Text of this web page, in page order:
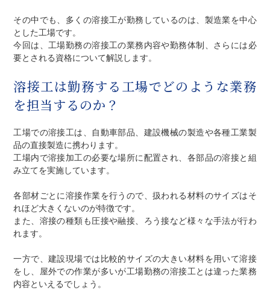
その中でも、多くの溶接工が勤務しているのは、製造業を中心
とした工場です。
今回は、工場勤務の溶接工の業務内容や勤務体制、さらには必
要とされる資格について解説します。
溶接工は勤務する工場でどのような業務
を担当するのか？
工場での溶接工は、自動車部品、建設機械の製造や各種工業製
品の直接製造に携わります。
工場内で溶接加工の必要な場所に配置され、各部品の溶接と組
み立てを実施しています。
各部材ごとに溶接作業を行うので、扱われる材料のサイズはそ
れほど大きくないのが特徴です。
また、溶接の種類も圧接や融接、ろう接など様々な手法が行わ
れます。
一方で、建設現場では比較的サイズの大きい材料を用いて溶接
をし、屋外での作業が多いが工場勤務の溶接工とは違った業務
内容といえるでしょう。